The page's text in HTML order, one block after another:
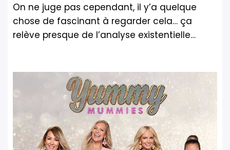
On ne juge pas cependant, il y’a quelque
chose de fascinant à regarder cela… ça
relève presque de l’analyse existentielle…